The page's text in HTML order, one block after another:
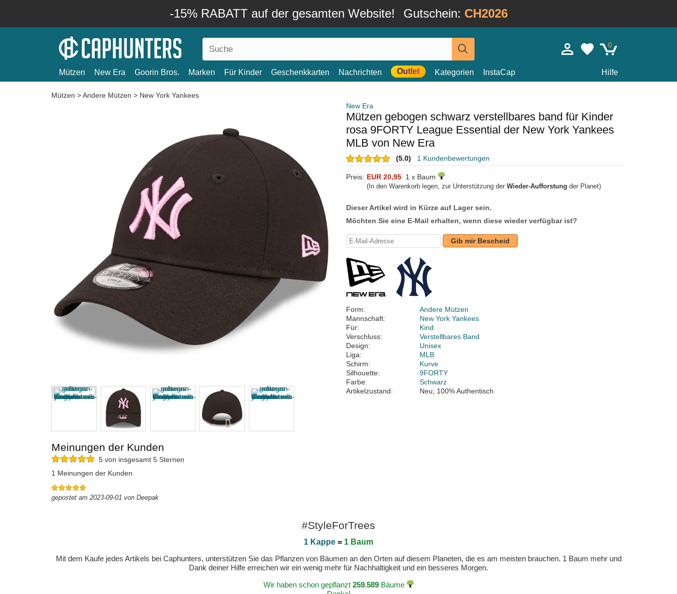
-15% RABATT auf der gesamten Website! Gutschein: CH2026
0
Mützen New Era Goorin Bros. Marken Für Kinder Geschenkkarten Nachrichten Outlet Kategorien InstaCap Hilfe
Mützen >Andere Mützen > New York Yankees
New Era
Mützen gebogen schwarz verstellbares band für Kinder
rosa 9FORTY League Essential der New York Yankees
MLB von New Era
(5.0) 1 Kundenbewertungen
Preis: EUR 20,95 1 x Baum
(In den Warenkorb legen, zur Unterstützung der Wieder-Aufforstung der Planet)
Dieser Artikel wird in Kürze auf Lager sein.
Möchten Sie eine E-Mail erhalten, wenn diese wieder verfügbar ist?
Gib mir Bescheid
Form:
Andere Mützen
Mannschaft:
New York Yankees
Für:
Kind
Verschluss:
Verstellbares Band
Design:
Unisex
Liga:
MLB
Schirm:
Kurve
Silhouette:
9FORTY
Farbe:
Schwarz
Artikelzustand:
Neu; 100% Authentisch
Meinungen der Kunden
5 von insgesamt 5 Sternen
1 Meinungen der Kunden
gepostet am 2023-09-01 von Deepak
#StyleForTrees
1 Kappe = 1 Baum
Mit dem Kaufe jedes Artikels bei Caphunters, unterstützen Sie das Pflanzen von Bäumen an den Orten auf diesem Planeten, die es am meisten brauchen. 1 Baum mehr und
Dank deiner Hilfe erreichen wir ein wenig mehr für Nachhaltigkeit und ein besseres Morgen.
Wir haben schon gepflanzt 259.589Bäume